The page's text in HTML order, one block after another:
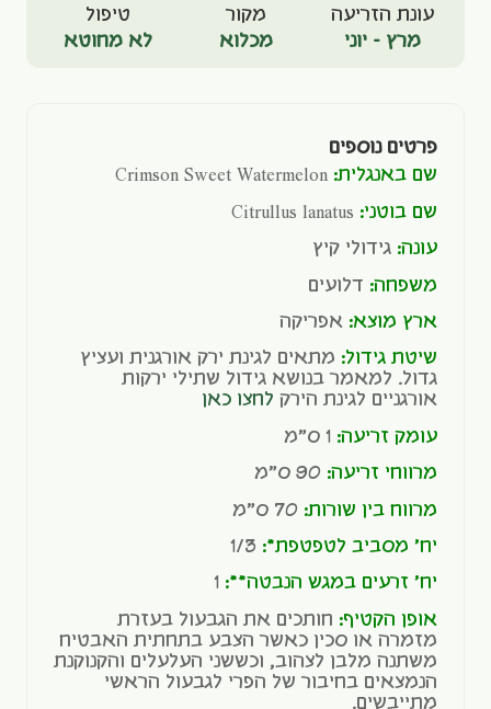
עונת הזריעה
מרץ - יוני
מקור
מכלוא
טיפול
לא מחוטא
פרטים נוספים
שם באנגלית:
שם בוטני: Citrullus lanatus
עונה: גידולי קיץ
משפחה: דלועים
ארץ מוצא: אפריקה
שיטת גידול: מתאים לגינת ירק אורגנית ועציץ
גדול. למאמר בנושא גידול שתילי ירקות
אורגניים לגינת הירק לחצו כאן
עומק זריעה:
מרווחי זריעה:
מרווח בין שורות:
יח' מסביב לטפטפת*: 1/3
יח' זרעים במגש הנבטה**:
אופן הקטיף: חותכים את הגבעול בעזרת
מזמרה או סכין כאשר הצבע בתחתית האבטיח
משתנה מלבן לצהוב, וכששני העלעלים והקנוקנת
הנמצאים בחיבור של הפרי לגבעול הראשי
מתייבשים.